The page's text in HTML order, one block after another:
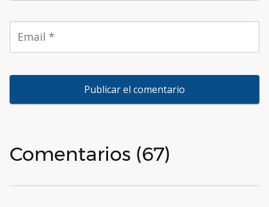
Comentarios (67)